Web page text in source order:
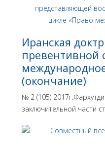
Иранская
превентивной
(окончание)
№ 2 (105)
заключительной части